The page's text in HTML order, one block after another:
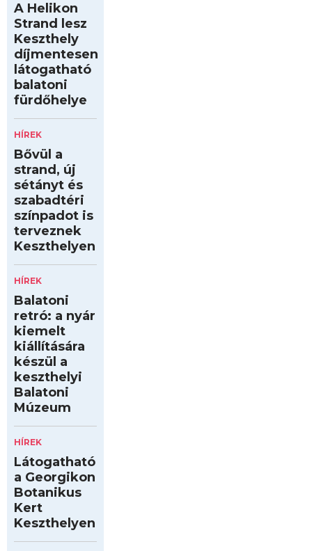
A Helikon
Strand lesz
Keszthely
díjmentesen
látogatható
balatoni
fürdőhelye
HÍREK
Bővül a
strand, új
sétányt és
szabadtéri
színpadot is
terveznek
Keszthelyen
HÍREK
Balatoni
retró: a nyár
kiemelt
kiállítására
készül a
keszthelyi
Balatoni
Múzeum
HÍREK
Látogatható
a Georgikon
Botanikus
Kert
Keszthelyen